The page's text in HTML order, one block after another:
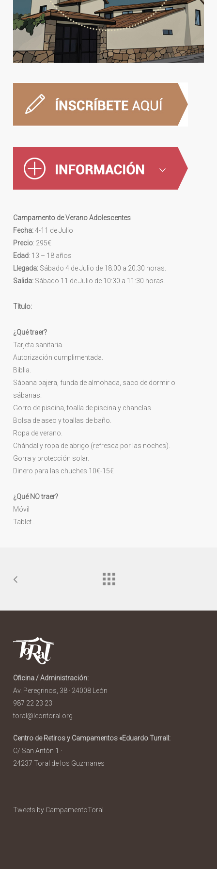
Campamento de Verano Adolescentes
Fecha:4-11 de Julio
Precio: 295€
Edad: 13 – 18 años
Llegada: Sábado 4 de Julio de 18:00 a 20:30 horas.
Salida: Sábado 11 de Julio de 10:30 a 11:30 horas.
Título:
¿Qué traer?
Tarjeta sanitaria.
Autorización cumplimentada.
Biblia.
Sábana bajera, funda de almohada, saco de dormir o
sábanas.
Gorro de piscina, toalla de piscina y chanclas.
Bolsa de aseo y toallas de baño.
Ropa de verano.
Chándal y ropa de abrigo (refresca por las noches).
Gorra y protección solar.
Dinero para las chuches 10€-15€
¿Qué NO traer?
Móvil
Tablet…
Oficina / Administración:
Av. Peregrinos, 38 · 24008 León
987 22 23 23
toral@leontoral.org
Centro de Retiros y Campamentos «Eduardo Turrall:
C/ San Antón 1 ·
24237 Toral de los Guzmanes
Tweets by CampamentoToral